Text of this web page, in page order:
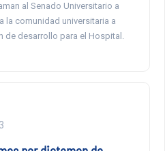
al Senado Universitario a
la comunidad universitaria a
de desarrollo para el Hospital.